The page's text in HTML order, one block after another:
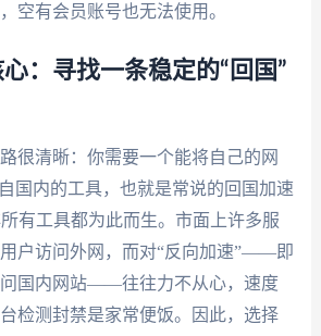
空有会员账号也无法使用。
：寻找一条稳定的“回国”
很清晰：你需要一个能将自己的网
国内的工具，也就是常说的回国加速
有工具都为此而生。市面上许多服
户访问外网，而对“反向加速”——即
问国内网站——往往力不从心，速度
检测封禁是家常便饭。因此，选择